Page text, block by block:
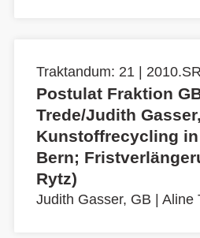
Traktandum: 21 |
Postulat Fraktion
Trede/Judith
Kunstoffrecycling
Bern;
Rytz)
Judith Gasser, GB Aline